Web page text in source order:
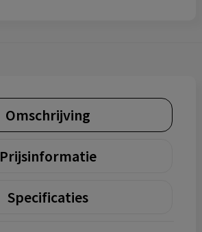
Omschrijving
Prijsinformatie
Specificaties